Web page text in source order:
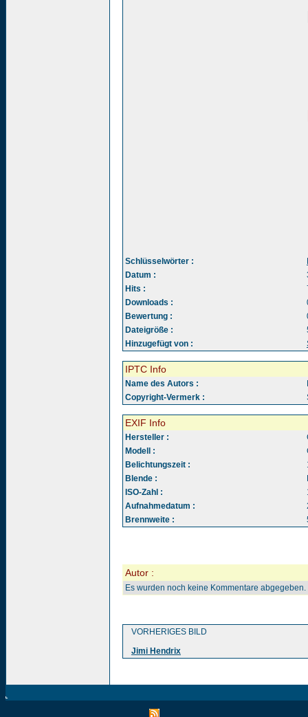
Schlüsselwörter :
Datum :
Hits :
Downloads :
Bewertung :
Dateigröße :
Hinzugefügt von :
IPTC Info
Name des Autors :
Copyright-Vermerk :
EXIF Info
Hersteller :
Modell :
Belichtungszeit :
Blende :
ISO-Zahl :
Aufnahmedatum :
Brennweite :
Autor :
Es wurden noch keine Kommentare abgegeben.
VORHERIGES BILD
Jimi Hendrix